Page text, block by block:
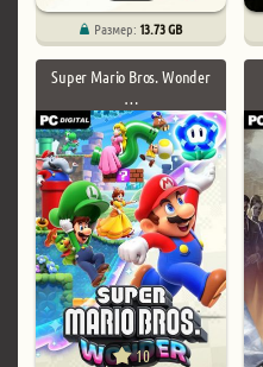
Размер: 13.73 GB
Super Mario Bros. Wonder
…
10